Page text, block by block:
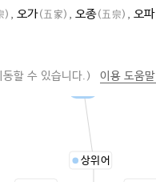
) , 오가(五家) , 오종(五宗) , 오파
할 수 있습니다.) 이용 도움
상위어